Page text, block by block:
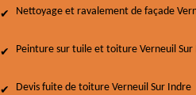
Nettoyage et ravalement de façade
Peinture sur tuile et toiture Verneuil Sur
Devis fuite de toiture Verneuil Sur Indre